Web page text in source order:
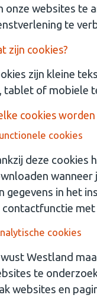
onze websites te
te
zijn cookies?
zijn kleine
tablet of mobiele
cookies
cookies
deze cookies
wanneer
gegevens in het
contactfunctie
cookies
Westland
te
websites en